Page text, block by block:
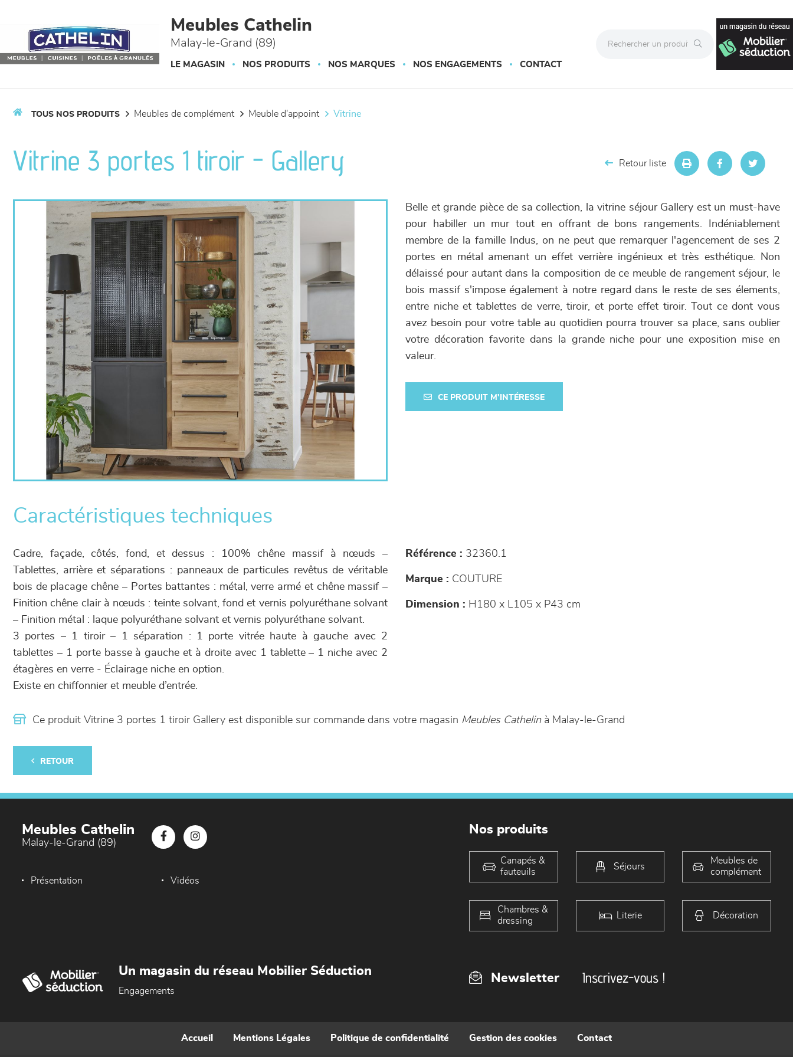
Meubles Cathelin
Malay-le-Grand (89)
LE MAGASIN NOS PRODUITS NOS MARQUES NOS ENGAGEMENTS CONTACT
TOUS NOS PRODUITS meubles de complément meuble d'appoint vitrine
Vitrine 3 portes 1 tiroir - Gallery Retour liste
Belle et grande pièce de sa collection, la vitrine séjour Gallery est un must-have
pour habiller un mur tout en offrant de bons rangements. Indéniablement
membre de la famille Indus, on ne peut que remarquer l'agencement de ses 2
portes en métal amenant un effet verrière ingénieux et très esthétique. Non
délaissé pour autant dans la composition de ce meuble de rangement séjour, le
bois massif s'impose également à notre regard dans le reste de ses élements,
entre niche et tablettes de verre, tiroir, et porte effet tiroir. Tout ce dont vous
avez besoin pour votre table au quotidien pourra trouver sa place, sans oublier
votre décoration favorite dans la grande niche pour une exposition mise en
valeur.
CE PRODUIT M'INTÉRESSE
Caractéristiques techniques
Cadre, façade, côtés, fond, et dessus : 100% chêne massif à nœuds –
Tablettes, arrière et séparations : panneaux de particules revêtus de véritable
bois de placage chêne – Portes battantes : métal, verre armé et chêne massif –
Finition chêne clair à nœuds : teinte solvant, fond et vernis polyuréthane solvant
– Finition métal : laque polyuréthane solvant et vernis polyuréthane solvant.
3 portes – 1 tiroir – 1 séparation : 1 porte vitrée haute à gauche avec 2
tablettes – 1 porte basse à gauche et à droite avec 1 tablette – 1 niche avec 2
étagères en verre - Éclairage niche en option.
Existe en chiffonnier et meuble d’entrée.
Référence : 32360.1
Marque : COUTURE
Dimension : H180 x L105 x P43 cm
Ce produit Vitrine 3 portes 1 tiroir Gallery est disponible sur commande dans votre magasin Meubles Cathelinà Malay-le-Grand
RETOUR
Meubles Cathelin
Malay-le-Grand (89)
Présentation Vidéos
Nos produits
Canapés &
fauteuils
Séjours
Meubles de
complément
Chambres &
dressing
Literie Décoration
Newsletter Inscrivez-vous !
Un magasin du réseau Mobilier Séduction
Engagements
Accueil Mentions Légales Politique de confidentialité Gestion des cookies Contact